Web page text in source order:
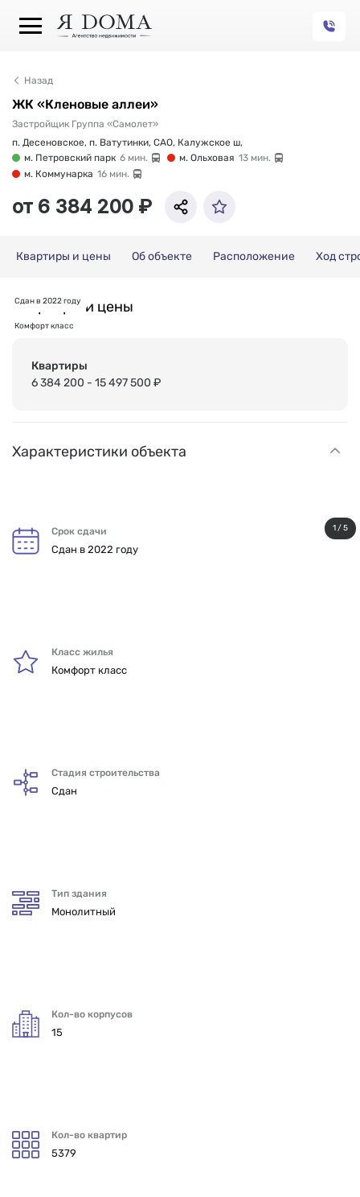
Назад
ЖК «Кленовые аллеи»
Застройщик Группа «Самолет»
п. Десеновское, п. Ватутинки, САО, Калужское ш,
м. Петровский парк 6 мин. м. Ольховая 13 мин.
м. Коммунарка 16 мин.
от 6 384 200 ₽
Квартиры и цены Об объекте Расположение Ход
Сдан в 2022 году
Комфорт класс
1 / 5
Квартиры и цены
Квартиры
6 384 200 - 15 497 500 ₽
Характеристики объекта
Срок сдачи
Сдан в 2022 году
Класс жилья
Комфорт класс
Стадия строительства
Сдан
Тип здания
Монолитный
Кол-во корпусов
15
Кол-во квартир
5379